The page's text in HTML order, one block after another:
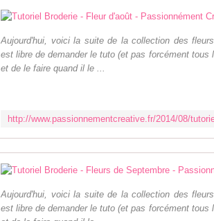
Aujourd'hui, voici la suite de la collection des
est libre de demander le tuto (et pas forcément
et de le faire quand il le ...
Aujourd'hui, voici la suite de la collection des
est libre de demander le tuto (et pas forcément